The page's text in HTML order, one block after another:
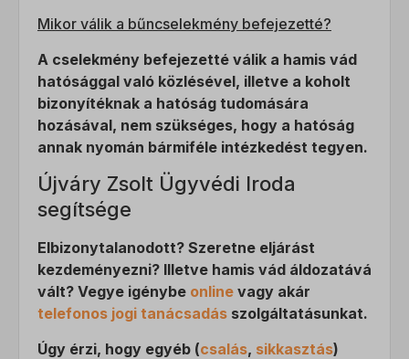
Mikor válik a bűncselekmény befejezetté?
A cselekmény befejezetté válik a hamis vád
hatósággal való közlésével, illetve a koholt
bizonyítéknak a hatóság tudomására
hozásával, nem szükséges, hogy a hatóság
annak nyomán bármiféle intézkedést tegyen.
Újváry Zsolt Ügyvédi Iroda
segítsége
Elbizonytalanodott? Szeretne eljárást
kezdeményezni? Illetve hamis vád áldozatává
vált? Vegye igénybe online vagy akár
telefonos jogi tanácsadás szolgáltatásunkat.
Úgy érzi, hogy egyéb (csalás, sikkasztás)
sensorsdata2015jssdkcross
SL_GWPT_Show_Hide_tmp
SLO_G_WPT_TO
SLO_GWPT_Show_Hide_tmp
SLO_wptGlobTipTmp
ssm_au_c
ucp_tabs